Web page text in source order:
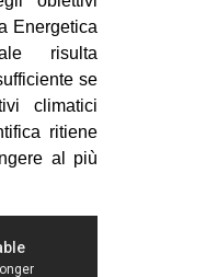
Energetica
risulta
se
climatici
ritiene
al più